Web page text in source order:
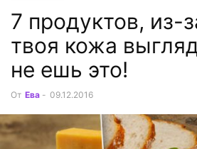
7 продуктов, из-
твоя кожа
не ешь это!
От Ева - 09.12.2016